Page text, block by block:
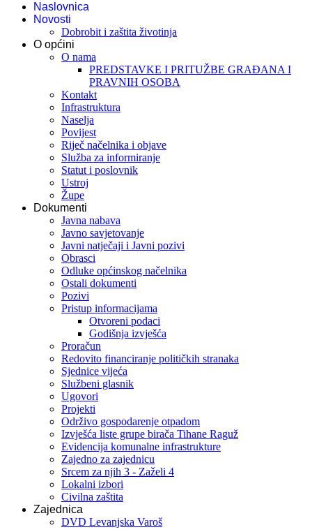
Naslovnica
Novosti
Dobrobit i zaštita životinja
O općini
O nama
PREDSTAVKE I PRITUŽBE GRAĐANA I
PRAVNIH OSOBA
Kontakt
Infrastruktura
Naselja
Povijest
Riječ načelnika i objave
Služba za informiranje
Statut i poslovnik
Ustroj
Župe
Dokumenti
Javna nabava
Javno savjetovanje
Javni natječaji i Javni pozivi
Obrasci
Odluke općinskog načelnika
Ostali dokumenti
Pozivi
Pristup informacijama
Otvoreni podaci
Godišnja izvješća
Proračun
Redovito financiranje političkih stranaka
Sjednice vijeća
Službeni glasnik
Ugovori
Projekti
Održivo gospodarenje otpadom
Izvješća liste grupe birača Tihane Raguž
Evidencija komunalne infrastrukture
Zajedno za zajednicu
Srcem za njih 3 - Zaželi 4
Lokalni izbori
Civilna zaštita
Zajednica
DVD Levanjska Varoš